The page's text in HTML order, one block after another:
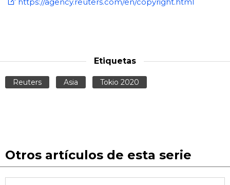
https://agency.reuters.com/en/copyright.html
Etiquetas
Reuters Asia Tokio 2020
Otros artículos de esta serie